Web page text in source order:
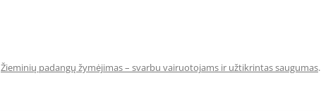
Žieminių padangų žymėjimas – svarbu vairuotojams ir užtikrintas saugumas.